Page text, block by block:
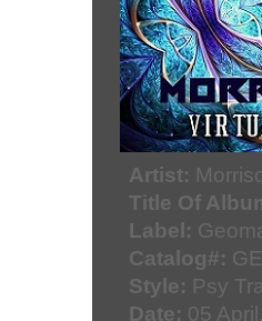
Artist:
Title Of
Label:
Catalog#:
Style: Psy
Date: 05